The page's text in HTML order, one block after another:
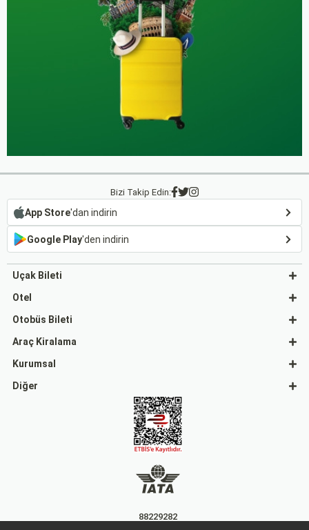
Bizi Takip Edin:
App Store'dan indirin
Google Play'den indirin
Uçak Bileti
Otel
Otobüs Bileti
Araç Kiralama
Kurumsal
Diğer
88229282